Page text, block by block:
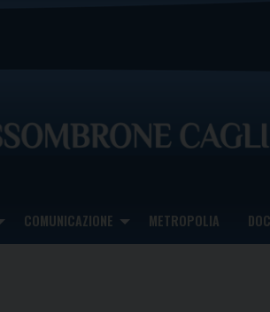
COMUNICAZIONE METROPOLIA